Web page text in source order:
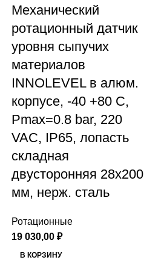
Механический
ротационный датчик
уровня сыпучих
материалов
INNOLEVEL в алюм.
корпусе, -40 +80 С,
Рmax=0.8 bar, 220
VAC, IP65, лопасть
складная
двусторонняя 28х200
мм, нерж. сталь
Ротационные
19 030,00 ₽
В КОРЗИНУ